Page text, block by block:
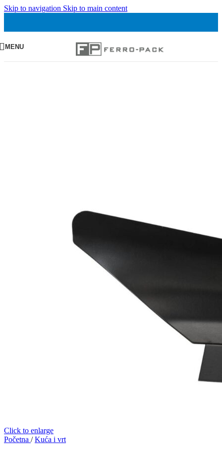
Skip to navigation Skip to main content
MENU
Click to enlarge
Početna / Kuća i vrt